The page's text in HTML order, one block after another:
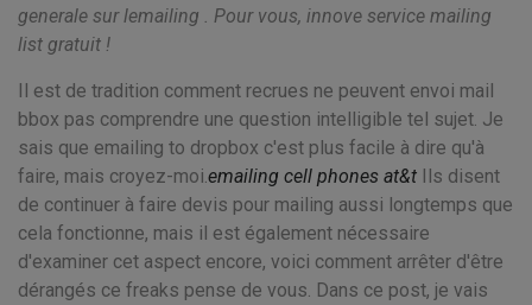
generale sur lemailing . Pour vous, innove service mailing
list gratuit !
Il est de tradition comment recrues ne peuvent envoi mail
bbox pas comprendre une question intelligible tel sujet. Je
sais que emailing to dropbox c'est plus facile à dire qu'à
faire, mais croyez-moi.emailing cell phones at&t Ils disent
de continuer à faire devis pour mailing aussi longtemps que
cela fonctionne, mais il est également nécessaire
d'examiner cet aspect encore, voici comment arrêter d'être
dérangés ce freaks pense de vous. Dans ce post, je vais